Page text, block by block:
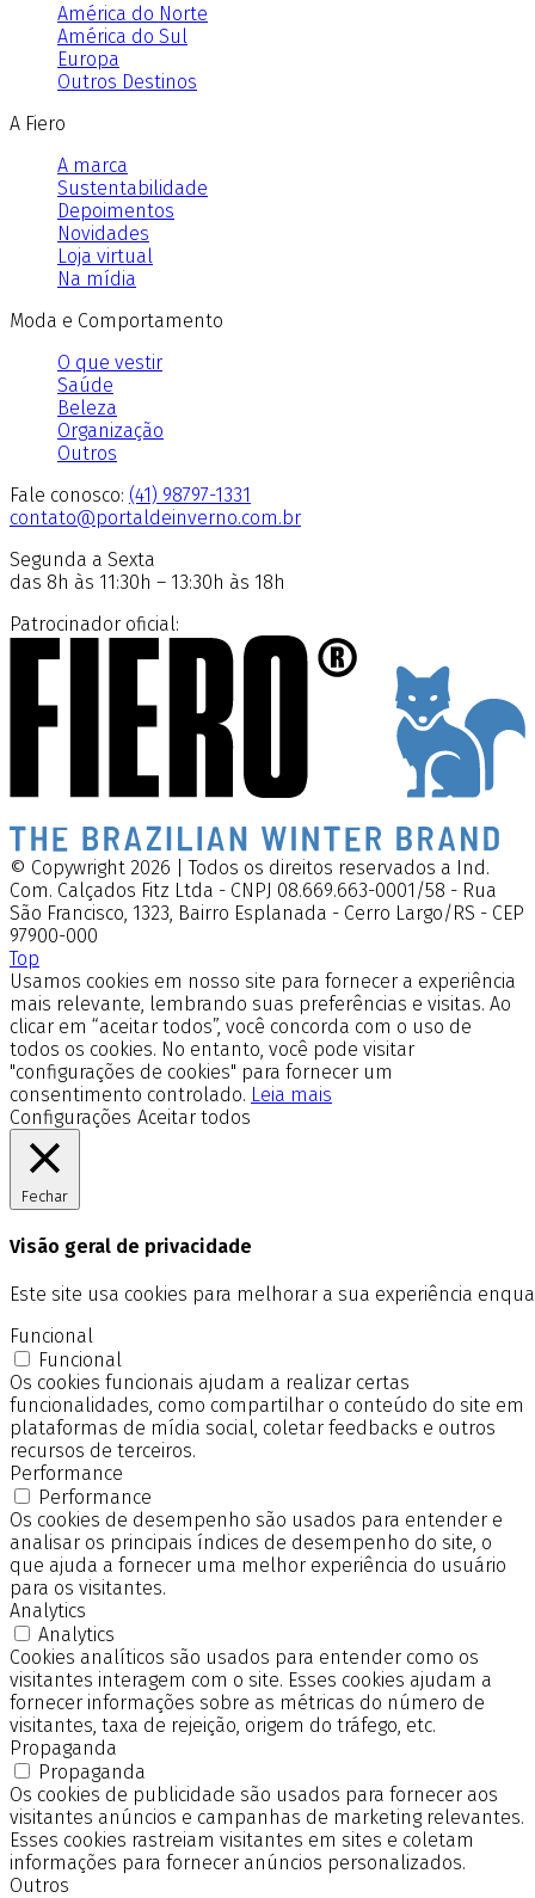
América do Norte
América do Sul
Europa
Outros Destinos
A Fiero
A marca
Sustentabilidade
Depoimentos
Novidades
Loja virtual
Na mídia
Moda e Comportamento
O que vestir
Saúde
Beleza
Organização
Outros
Fale conosco: (41) 98797-1331
contato@portaldeinverno.com.br
Segunda a Sexta
das 8h às 11:30h – 13:30h às 18h
Patrocinador oficial:
© Copywright 2026 | Todos os direitos reservados a Ind.
Com. Calçados Fitz Ltda - CNPJ 08.669.663-0001/58 - Rua
São Francisco, 1323, Bairro Esplanada - Cerro Largo/RS - CEP
97900-000
Top
Usamos cookies em nosso site para fornecer a experiência
mais relevante, lembrando suas preferências e visitas. Ao
clicar em “aceitar todos”, você concorda com o uso de
todos os cookies. No entanto, você pode visitar
"configurações de cookies" para fornecer um
consentimento controlado. Leia mais
Configurações Aceitar todos
Fechar
Visão geral de privacidade
Este site usa cookies para melhorar a sua experiência
Funcional
Funcional
Os cookies funcionais ajudam a realizar certas
funcionalidades, como compartilhar o conteúdo do site em
plataformas de mídia social, coletar feedbacks e outros
recursos de terceiros.
Performance
Performance
Os cookies de desempenho são usados para entender e
analisar os principais índices de desempenho do site, o
que ajuda a fornecer uma melhor experiência do usuário
para os visitantes.
Analytics
Analytics
Cookies analíticos são usados para entender como os
visitantes interagem com o site. Esses cookies ajudam a
fornecer informações sobre as métricas do número de
visitantes, taxa de rejeição, origem do tráfego, etc.
Propaganda
Propaganda
Os cookies de publicidade são usados para fornecer aos
visitantes anúncios e campanhas de marketing relevantes.
Esses cookies rastreiam visitantes em sites e coletam
informações para fornecer anúncios personalizados.
Outros